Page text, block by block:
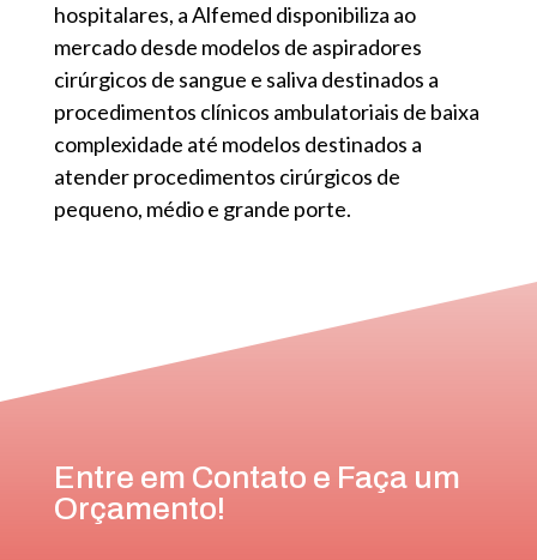
hospitalares, a Alfemed disponibiliza ao
mercado desde modelos de aspiradores
cirúrgicos de sangue e saliva destinados a
procedimentos clínicos ambulatoriais de baixa
complexidade até modelos destinados a
atender procedimentos cirúrgicos de
pequeno, médio e grande porte.
Entre em Contato e Faça um
Orçamento!